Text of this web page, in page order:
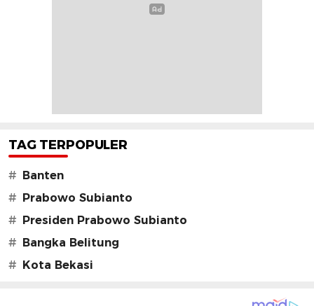
TAG TERPOPULER
# Banten
# Prabowo Subianto
# Presiden Prabowo Subianto
# Bangka Belitung
# Kota Bekasi